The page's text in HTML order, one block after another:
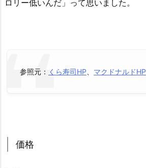
ロリー低いんだ」って思いました。
参照元： くら寿司HP マクドナルドHP
価格